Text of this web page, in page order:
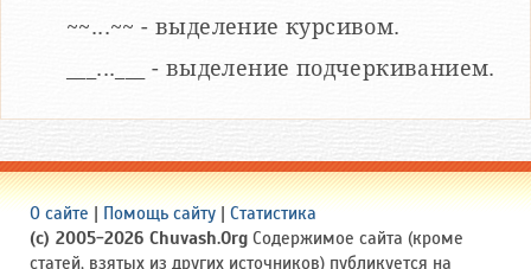
~~...~~ - выделение курсивом.
___...___ - выделение подчеркиванием.
О сайте Помощь сайту
Статистика
(c) 2005-2026 Chuvash.Org Содержимое сайта (кроме
статей, взятых из других источников) публикуется на